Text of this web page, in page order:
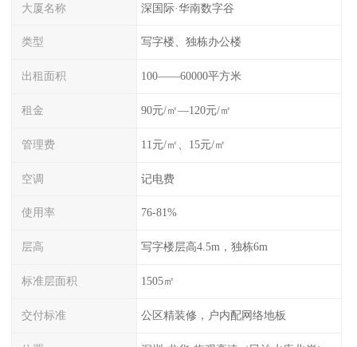
大厦名称 深国际·华南数字谷
类型 写字楼、独栋办公楼
出租面积 100——60000平方米
租金 90元/㎡—120元/㎡
管理费 11元/㎡、15元/㎡
空调 记电费
使用率 76-81%
层高 写字楼层高4.5m，独栋6m
标准层面积 1505㎡
交付标准 公区精装修，户内配网络地板